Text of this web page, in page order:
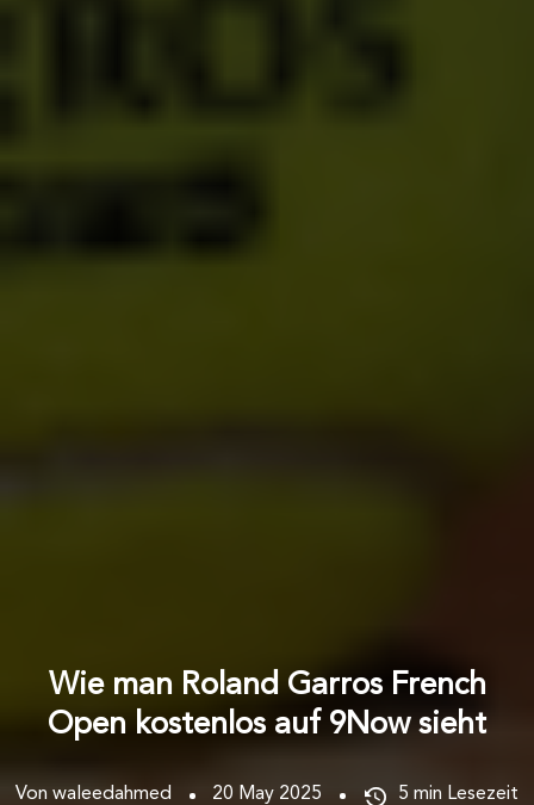
Wie man Roland Garros French
Open kostenlos auf 9Now sieht
Von waleedahmed 20 May 2025 5 min Lesezeit